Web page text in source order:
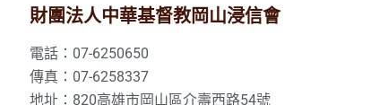
財團法人中華基督教岡山浸信會
電話：07-6250650
傳真：07-6258337
地址：820高雄市岡山區介壽西路54號